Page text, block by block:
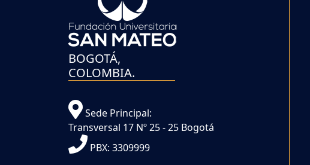
BOGOTÁ,
COLOMBIA.
Sede Principal:
Transversal 17 Nº 25 - 25 Bogotá
PBX: 3309999